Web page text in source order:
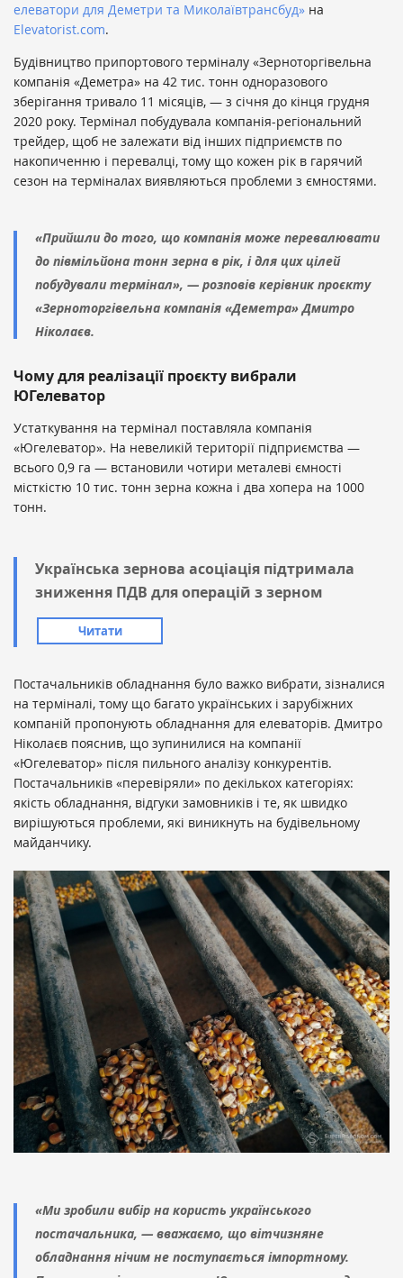
елеватори для Деметри та Миколаївтрансбуд» на
Elevatorist.com.
Будівництво припортового терміналу «Зерноторгівельна
компанія «Деметра» на 42 тис. тонн одноразового
зберігання тривало 11 місяців, — з січня до кінця грудня
2020 року. Термінал побудувала компанія-регіональний
трейдер, щоб не залежати від інших підприємств по
накопиченню і перевалці, тому що кожен рік в гарячий
сезон на терміналах виявляються проблеми з ємностями.
«Прийшли до того, що компанія може перевалювати
до півмільйона тонн зерна в рік, і для цих цілей
побудували термінал», — розповів керівник проєкту
«Зерноторгівельна компанія «Деметра» Дмитро
Ніколаєв.
Чому для реалізації проєкту вибрали
ЮГелеватор
Устаткування на термінал поставляла компанія
«Югелеватор». На невеликій території підприємства —
всього 0,9 га — встановили чотири металеві ємності
місткістю 10 тис. тонн зерна кожна і два хопера на 1000
тонн.
Українська зернова асоціація підтримала
зниження ПДВ для операцій з зерном
Читати
Постачальників обладнання було важко вибрати, зізналися
на терміналі, тому що багато українських і зарубіжних
компаній пропонують обладнання для елеваторів. Дмитро
Ніколаєв пояснив, що зупинилися на компанії
«Югелеватор» після пильного аналізу конкурентів.
Постачальників «перевіряли» по декількох категоріях:
якість обладнання, відгуки замовників і те, як швидко
вирішуються проблеми, які виникнуть на будівельному
майданчику.
«Ми зробили вибір на користь українського
постачальника, — вважаємо, що вітчизняне
обладнання нічим не поступається імпортному.